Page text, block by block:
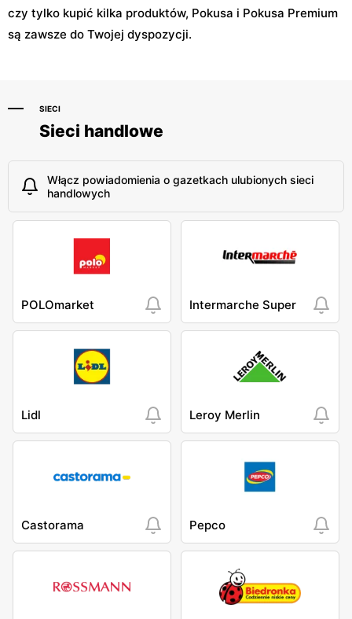
czy tylko kupić kilka produktów, Pokusa i Pokusa Premium
są zawsze do Twojej dyspozycji.
SIECI
Sieci handlowe
Włącz powiadomienia o gazetkach ulubionych sieci
handlowych
POLOmarket Intermarche Super
Lidl Leroy Merlin
Castorama Pepco